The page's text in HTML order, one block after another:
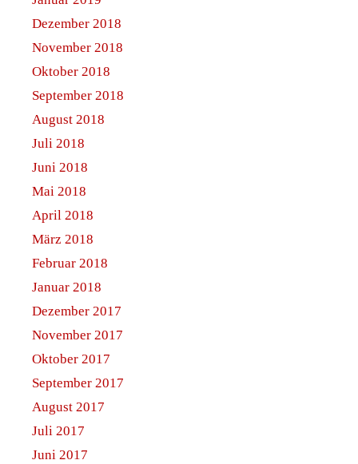
Dezember 2018
November 2018
Oktober 2018
September 2018
August 2018
Juli 2018
Juni 2018
Mai 2018
April 2018
März 2018
Februar 2018
Januar 2018
Dezember 2017
November 2017
Oktober 2017
September 2017
August 2017
Juli 2017
Juni 2017